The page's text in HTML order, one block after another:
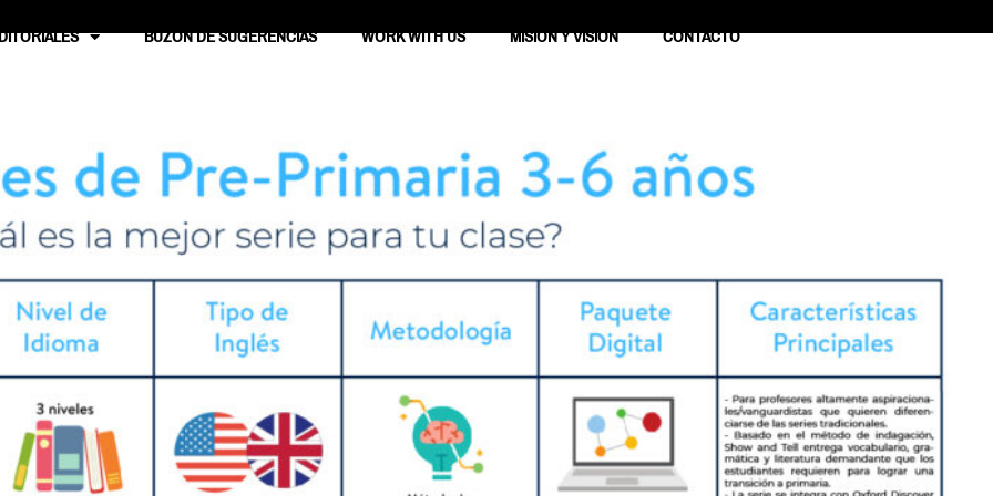
BUZÓN DE SUGERENCIAS WORK WITH US MISION Y VISION CONTACTO